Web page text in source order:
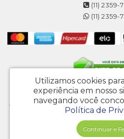
(11) 2359-
(11) 2359-
3MJ Projetos Gráficos Eireli -
Av. Engenheiro Armando de Arruda
Paulo – SP - CEP
Bio Gráfica ©
Desenvolvido por
Utilizamos cookies
experiência em nosso
navegando você
Política de
Continuar e